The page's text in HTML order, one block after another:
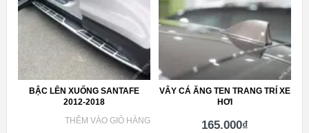
BẬC LÊN XUỐNG SANTAFE
2012-2018
THÊM VÀO GIỎ HÀNG
VÂY CÁ ĂNG TEN TRANG TRÍ XE
HƠI
165.000₫